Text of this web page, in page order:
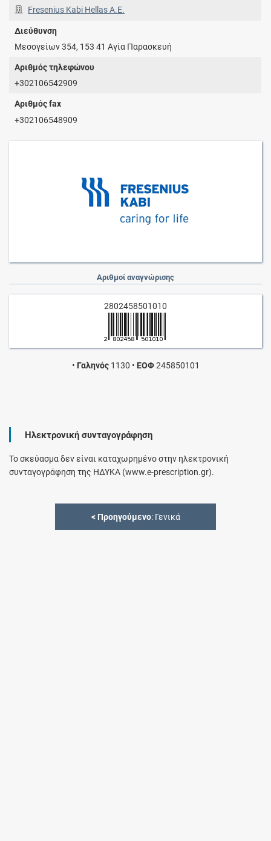
Fresenius Kabi Hellas A.E.
Διεύθυνση
Μεσογείων 354, 153 41 Αγία Παρασκευή
Αριθμός τηλεφώνου
+302106542909
Αριθμός fax
+302106548909
Αριθμοί αναγνώρισης
2802458501010
• Γαληνός1130 • ΕΟΦ245850101
Ηλεκτρονική συνταγογράφηση
Το σκεύασμα δεν είναι καταχωρημένο στην ηλεκτρονική
συνταγογράφηση της ΗΔΥΚΑ (www.e-prescription.gr).
< Προηγούμενο: Γενικά